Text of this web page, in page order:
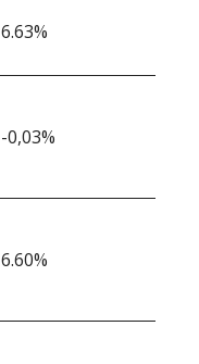
6.63%
-0,03%
6.60%